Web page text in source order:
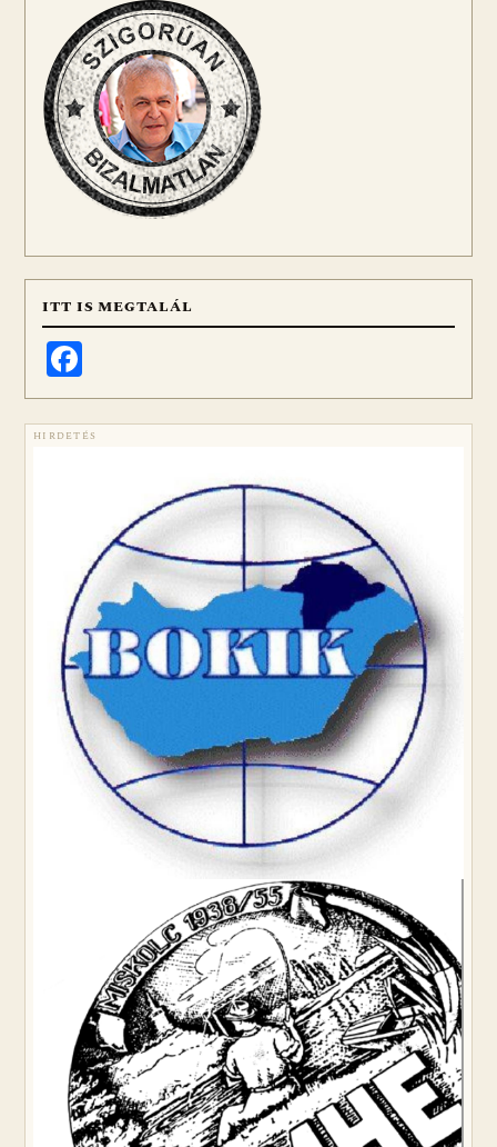
ITT IS MEGTALÁL
HIRDETÉS